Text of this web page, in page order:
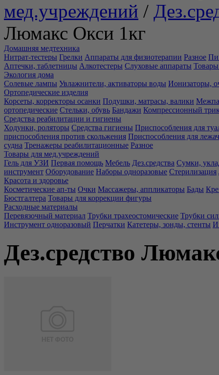
мед.учреждений /
Люмакс Окси 1кг
Домашняя медтехника
Нитрат-тестеры Грелки Аппараты для физиотерапии Разное
Аптечки, таблетницы Алкотестеры Слуховые аппараты Товары
Экология дома
Солевые лампы Увлажнители, активаторы воды Ионизаторы,
Ортопедические изделия
Корсеты, корректоры осанки Подушки, матрасы, валики
ортопедические Стельки, обувь Бандажи Компрессионный
Средства реабилитации и гигиены
Ходунки, роляторы Средства гигиены Приспособления для
приспособления против скольжения Приспособления для
судна Тренажеры реабилитационные Разное
Товары для мед.учреждений
Гель для УЗИ Первая помощь Мебель Дез.средства Сумки,
инструмент Оборудование Наборы одноразовые Стерилизация
Красота и здоровье
Косметические ап-ты Очки Массажеры, аппликаторы Бады
Бюстгалтера Товары для коррекции фигуры
Расходные материалы
Перевязочный материал Трубки трахеостомические Трубки
Инструмент одноразовый Перчатки Катетеры, зонды, стенты
Дез.средство